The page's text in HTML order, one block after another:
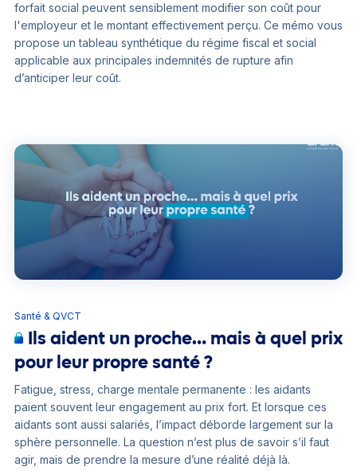
forfait social peuvent sensiblement modifier son coût pour
l'employeur et le montant effectivement perçu. Ce mémo vous
propose un tableau synthétique du régime fiscal et social
applicable aux principales indemnités de rupture afin
d’anticiper leur coût.
Santé & QVCT
Ils aident un proche… mais à quel prix
pour leur propre santé ?
Fatigue, stress, charge mentale permanente : les aidants
paient souvent leur engagement au prix fort. Et lorsque ces
aidants sont aussi salariés, l’impact déborde largement sur la
sphère personnelle. La question n’est plus de savoir s’il faut
agir, mais de prendre la mesure d’une réalité déjà là.